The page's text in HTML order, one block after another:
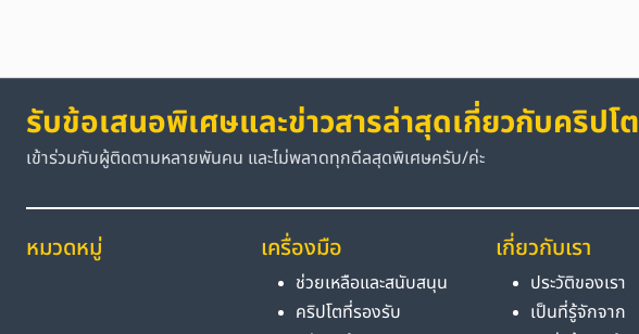
รับข้อเสนอพิเศษและข่าวสารล่าสุดเกี่ยวกับคริปโต
เข้าร่วมกับผู้ติดตามหลายพันคน และไม่พลาดทุกดีลสุดพิเศษครับ/ค่ะ
หมวดหมู่ เครื่องมือ
ช่วยเหลือและสนับสนุน
คริปโตที่รองรับ
เกี่ยวกับเรา
ประวัติของเรา
เป็นที่รู้จักจาก